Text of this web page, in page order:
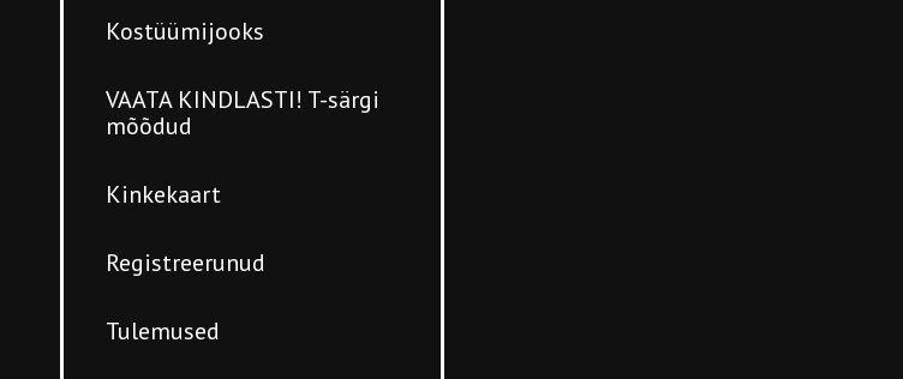
Kostüümijooks
VAATA KINDLASTI! T-särgi
mõõdud
Kinkekaart
Registreerunud
Tulemused